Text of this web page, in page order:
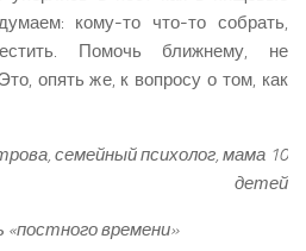
кому-то что-то собрать,
Помочь ближнему, не
опять же, к вопросу о том, как
семейный психолог, мама 10
детей
времени»